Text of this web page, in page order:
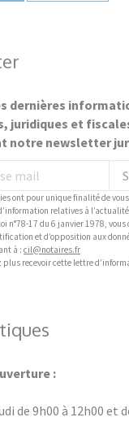
dernières
juridiques et
notre newsletter
ont pour unique finalité de
relatives à
n°78-17 du 6 janvier 1978, vous
et d’opposition aux
à : cil@notaires.fr
plus recevoir cette lettre
:
de 9h00 à 12h00 et